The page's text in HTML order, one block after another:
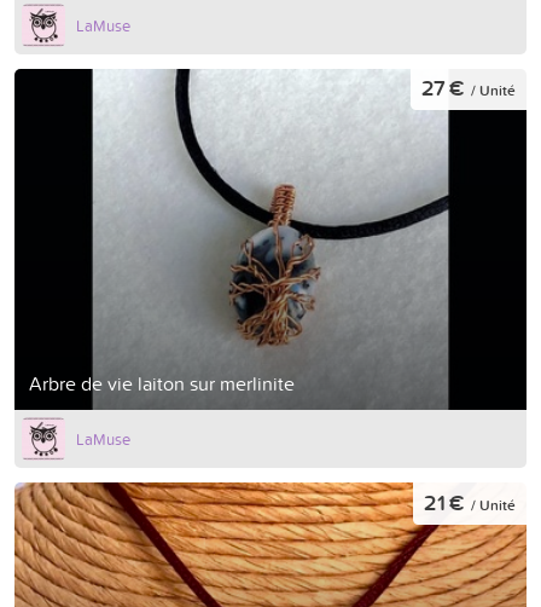
LaMuse
Arbre de vie laiton sur merlinite
27 € / Unité
LaMuse
21 € / Unité